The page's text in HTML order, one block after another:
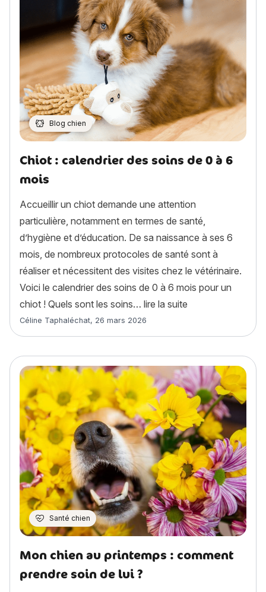
Blog chien
Chiot : calendrier des soins de 0 à 6
mois
Accueillir un chiot demande une attention
particulière, notamment en termes de santé,
d’hygiène et d’éducation. De sa naissance à ses 6
mois, de nombreux protocoles de santé sont à
réaliser et nécessitent des visites chez le vétérinaire.
Voici le calendrier des soins de 0 à 6 mois pour un
chiot ! Quels sont les soins… lire la suite
Article rédigé par
Céline Taphaléchat, 26 mars 2026
Santé chien
Mon chien au printemps : comment
prendre soin de lui ?